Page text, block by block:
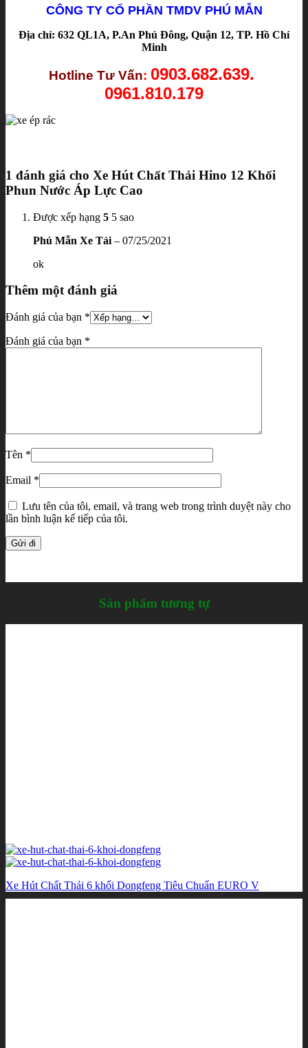
CÔNG TY CỔ PHẦN TMDV PHÚ MẪN
Địa chỉ: 632 QL1A, P.An Phú Đông, Quận 12, TP. Hồ Chí
Minh
Hotline Tư Vấn: 0903.682.639.
0961.810.179
1 đánh giá cho Xe Hút Chất Thải Hino 12 Khối
Phun Nước Áp Lực Cao
Được xếp hạng 5 5 sao
Phú Mẫn Xe Tải – 07/25/2021
ok
Thêm một đánh giá
Đánh giá của bạn *
Đánh giá của bạn *
Tên *
Email *
Lưu tên của tôi, email, và trang web trong trình duyệt này cho
lần bình luận kế tiếp của tôi.
Sản phẩm tương tự
Xe Hút Chất Thải 6 khối Dongfeng Tiêu Chuẩn EURO V